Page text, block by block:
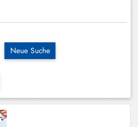
Neue Suche